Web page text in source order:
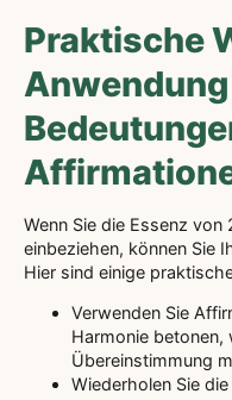
Praktische
Wenn Sie die Essenz
einbeziehen, können Sie
Hier sind einige
Verwenden Sie
Harmonie betonen,
Übereinstimmung
Wiederholen Sie